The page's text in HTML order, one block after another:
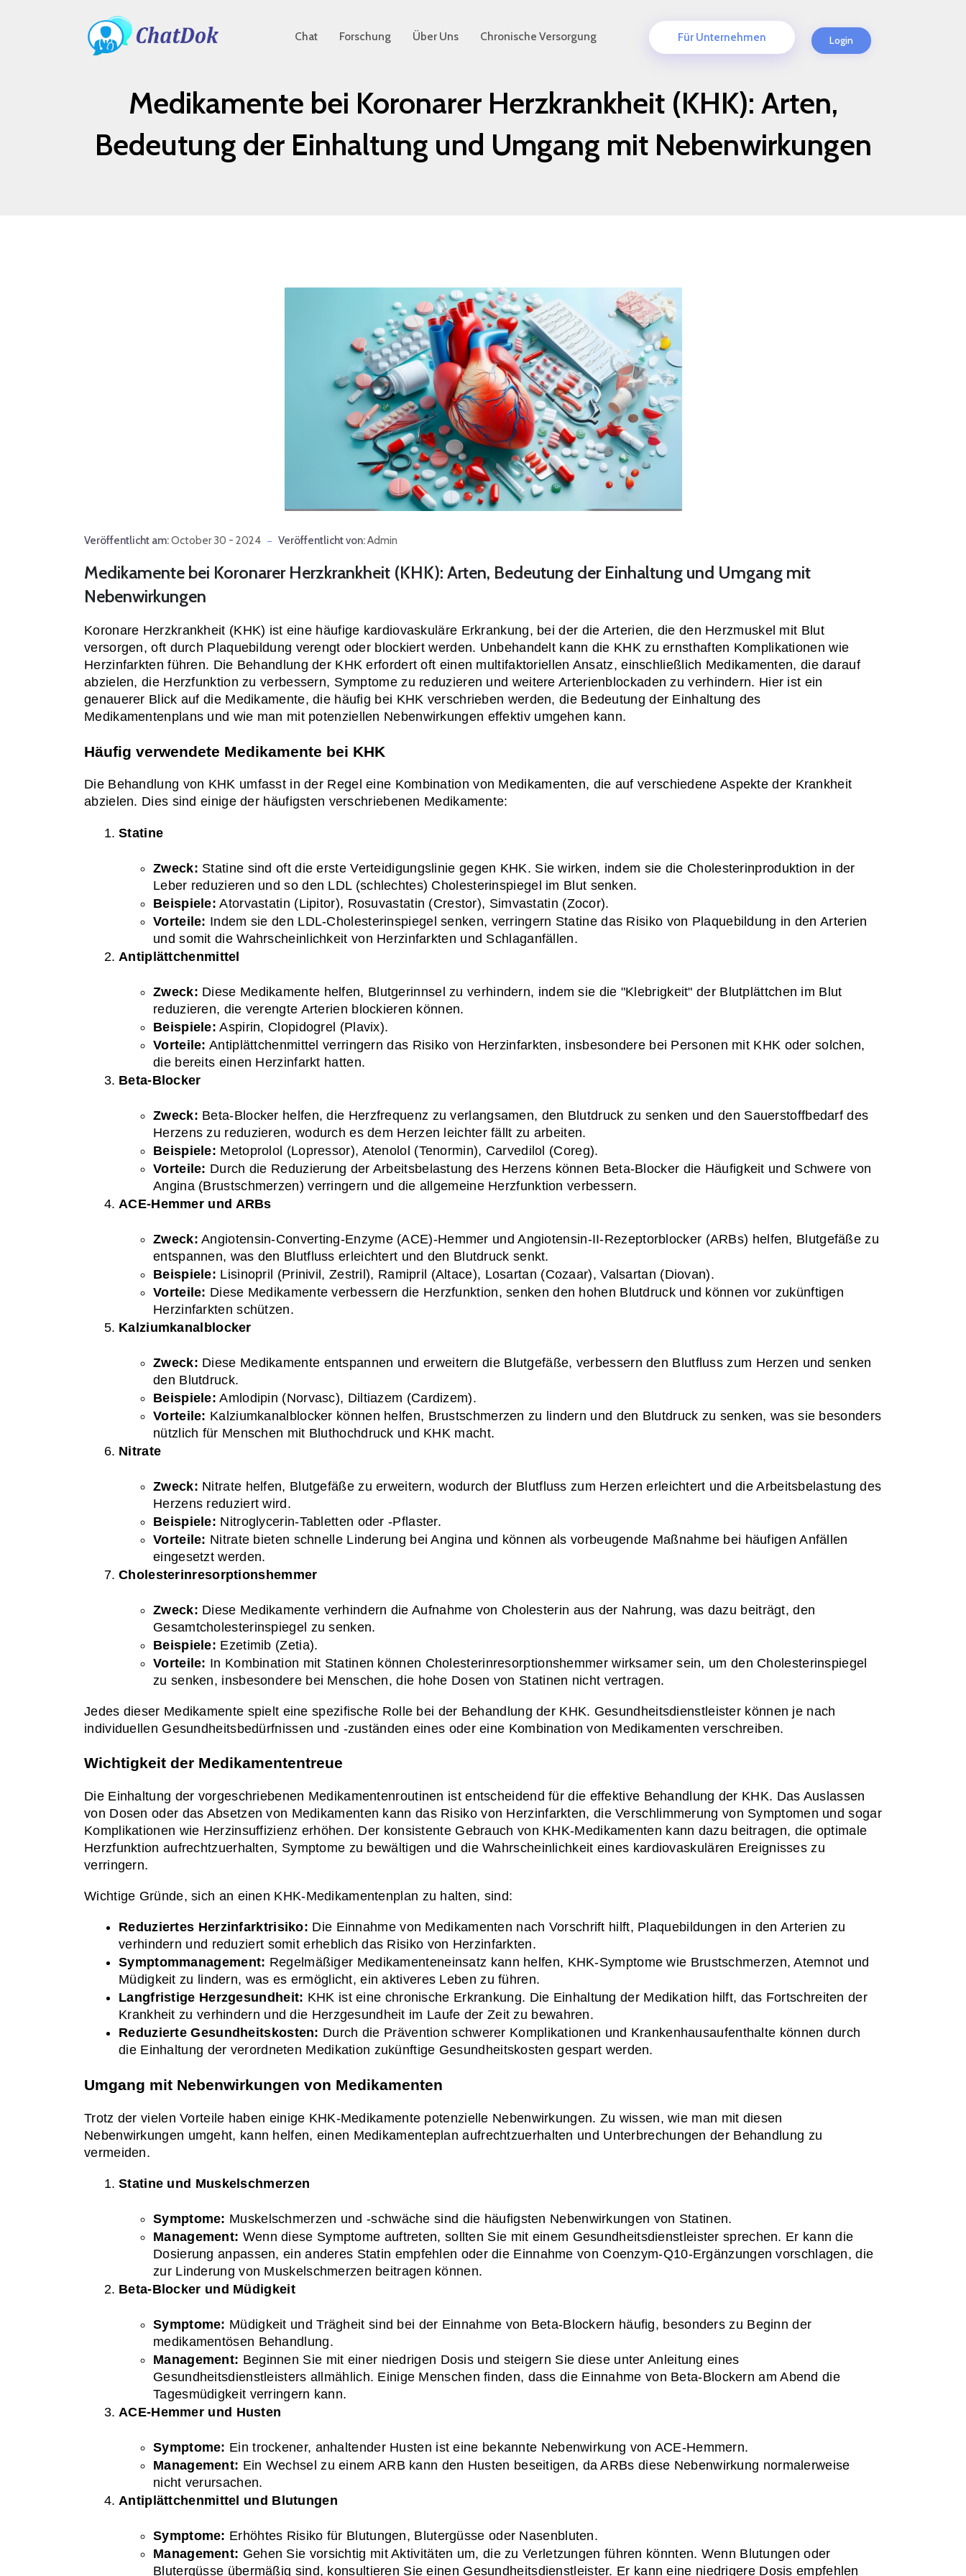
Chat Forschung Über Uns Chronische Versorgung Für Unternehmen Login
Medikamente bei Koronarer Herzkrankheit (KHK): Arten,
Bedeutung der Einhaltung und Umgang mit Nebenwirkungen
Veröffentlicht am:October 30 - 2024 Veröffentlicht von:Admin
Medikamente bei Koronarer Herzkrankheit (KHK): Arten, Bedeutung der Einhaltung und Umgang mit
Nebenwirkungen
Koronare Herzkrankheit (KHK) ist eine häufige kardiovaskuläre Erkrankung, bei der die Arterien, die den Herzmuskel mit Blut
versorgen, oft durch Plaquebildung verengt oder blockiert werden. Unbehandelt kann die KHK zu ernsthaften Komplikationen wie
Herzinfarkten führen. Die Behandlung der KHK erfordert oft einen multifaktoriellen Ansatz, einschließlich Medikamenten, die darauf
abzielen, die Herzfunktion zu verbessern, Symptome zu reduzieren und weitere Arterienblockaden zu verhindern. Hier ist ein
genauerer Blick auf die Medikamente, die häufig bei KHK verschrieben werden, die Bedeutung der Einhaltung des
Medikamentenplans und wie man mit potenziellen Nebenwirkungen effektiv umgehen kann.
Häufig verwendete Medikamente bei KHK
Die Behandlung von KHK umfasst in der Regel eine Kombination von Medikamenten, die auf verschiedene Aspekte der Krankheit
abzielen. Dies sind einige der häufigsten verschriebenen Medikamente:
Statine
Zweck: Statine sind oft die erste Verteidigungslinie gegen KHK. Sie wirken, indem sie die Cholesterinproduktion in der
Leber reduzieren und so den LDL (schlechtes) Cholesterinspiegel im Blut senken.
Beispiele: Atorvastatin (Lipitor), Rosuvastatin (Crestor), Simvastatin (Zocor).
Vorteile: Indem sie den LDL-Cholesterinspiegel senken, verringern Statine das Risiko von Plaquebildung in den Arterien
und somit die Wahrscheinlichkeit von Herzinfarkten und Schlaganfällen.
Antiplättchenmittel
Zweck: Diese Medikamente helfen, Blutgerinnsel zu verhindern, indem sie die "Klebrigkeit" der Blutplättchen im Blut
reduzieren, die verengte Arterien blockieren können.
Beispiele: Aspirin, Clopidogrel (Plavix).
Vorteile: Antiplättchenmittel verringern das Risiko von Herzinfarkten, insbesondere bei Personen mit KHK oder solchen,
die bereits einen Herzinfarkt hatten.
Beta-Blocker
Zweck: Beta-Blocker helfen, die Herzfrequenz zu verlangsamen, den Blutdruck zu senken und den Sauerstoffbedarf des
Herzens zu reduzieren, wodurch es dem Herzen leichter fällt zu arbeiten.
Beispiele: Metoprolol (Lopressor), Atenolol (Tenormin), Carvedilol (Coreg).
Vorteile: Durch die Reduzierung der Arbeitsbelastung des Herzens können Beta-Blocker die Häufigkeit und Schwere von
Angina (Brustschmerzen) verringern und die allgemeine Herzfunktion verbessern.
ACE-Hemmer und ARBs
Zweck: Angiotensin-Converting-Enzyme (ACE)-Hemmer und Angiotensin-II-Rezeptorblocker (ARBs) helfen, Blutgefäße zu
entspannen, was den Blutfluss erleichtert und den Blutdruck senkt.
Beispiele: Lisinopril (Prinivil, Zestril), Ramipril (Altace), Losartan (Cozaar), Valsartan (Diovan).
Vorteile: Diese Medikamente verbessern die Herzfunktion, senken den hohen Blutdruck und können vor zukünftigen
Herzinfarkten schützen.
Kalziumkanalblocker
Zweck: Diese Medikamente entspannen und erweitern die Blutgefäße, verbessern den Blutfluss zum Herzen und senken
den Blutdruck.
Beispiele: Amlodipin (Norvasc), Diltiazem (Cardizem).
Vorteile: Kalziumkanalblocker können helfen, Brustschmerzen zu lindern und den Blutdruck zu senken, was sie besonders
nützlich für Menschen mit Bluthochdruck und KHK macht.
Nitrate
Zweck: Nitrate helfen, Blutgefäße zu erweitern, wodurch der Blutfluss zum Herzen erleichtert und die Arbeitsbelastung des
Herzens reduziert wird.
Beispiele: Nitroglycerin-Tabletten oder -Pflaster.
Vorteile: Nitrate bieten schnelle Linderung bei Angina und können als vorbeugende Maßnahme bei häufigen Anfällen
eingesetzt werden.
Cholesterinresorptionshemmer
Zweck: Diese Medikamente verhindern die Aufnahme von Cholesterin aus der Nahrung, was dazu beiträgt, den
Gesamtcholesterinspiegel zu senken.
Beispiele: Ezetimib (Zetia).
Vorteile: In Kombination mit Statinen können Cholesterinresorptionshemmer wirksamer sein, um den Cholesterinspiegel
zu senken, insbesondere bei Menschen, die hohe Dosen von Statinen nicht vertragen.
Jedes dieser Medikamente spielt eine spezifische Rolle bei der Behandlung der KHK. Gesundheitsdienstleister können je nach
individuellen Gesundheitsbedürfnissen und -zuständen eines oder eine Kombination von Medikamenten verschreiben.
Wichtigkeit der Medikamententreue
Die Einhaltung der vorgeschriebenen Medikamentenroutinen ist entscheidend für die effektive Behandlung der KHK. Das Auslassen
von Dosen oder das Absetzen von Medikamenten kann das Risiko von Herzinfarkten, die Verschlimmerung von Symptomen und sogar
Komplikationen wie Herzinsuffizienz erhöhen. Der konsistente Gebrauch von KHK-Medikamenten kann dazu beitragen, die optimale
Herzfunktion aufrechtzuerhalten, Symptome zu bewältigen und die Wahrscheinlichkeit eines kardiovaskulären Ereignisses zu
verringern.
Wichtige Gründe, sich an einen KHK-Medikamentenplan zu halten, sind:
Reduziertes Herzinfarktrisiko: Die Einnahme von Medikamenten nach Vorschrift hilft, Plaquebildungen in den Arterien zu
verhindern und reduziert somit erheblich das Risiko von Herzinfarkten.
Symptommanagement: Regelmäßiger Medikamenteneinsatz kann helfen, KHK-Symptome wie Brustschmerzen, Atemnot und
Müdigkeit zu lindern, was es ermöglicht, ein aktiveres Leben zu führen.
Langfristige Herzgesundheit: KHK ist eine chronische Erkrankung. Die Einhaltung der Medikation hilft, das Fortschreiten der
Krankheit zu verhindern und die Herzgesundheit im Laufe der Zeit zu bewahren.
Reduzierte Gesundheitskosten: Durch die Prävention schwerer Komplikationen und Krankenhausaufenthalte können durch
die Einhaltung der verordneten Medikation zukünftige Gesundheitskosten gespart werden.
Umgang mit Nebenwirkungen von Medikamenten
Trotz der vielen Vorteile haben einige KHK-Medikamente potenzielle Nebenwirkungen. Zu wissen, wie man mit diesen
Nebenwirkungen umgeht, kann helfen, einen Medikamenteplan aufrechtzuerhalten und Unterbrechungen der Behandlung zu
vermeiden.
Statine und Muskelschmerzen
Symptome: Muskelschmerzen und -schwäche sind die häufigsten Nebenwirkungen von Statinen.
Management: Wenn diese Symptome auftreten, sollten Sie mit einem Gesundheitsdienstleister sprechen. Er kann die
Dosierung anpassen, ein anderes Statin empfehlen oder die Einnahme von Coenzym-Q10-Ergänzungen vorschlagen, die
zur Linderung von Muskelschmerzen beitragen können.
Beta-Blocker und Müdigkeit
Symptome: Müdigkeit und Trägheit sind bei der Einnahme von Beta-Blockern häufig, besonders zu Beginn der
medikamentösen Behandlung.
Management: Beginnen Sie mit einer niedrigen Dosis und steigern Sie diese unter Anleitung eines
Gesundheitsdienstleisters allmählich. Einige Menschen finden, dass die Einnahme von Beta-Blockern am Abend die
Tagesmüdigkeit verringern kann.
ACE-Hemmer und Husten
Symptome: Ein trockener, anhaltender Husten ist eine bekannte Nebenwirkung von ACE-Hemmern.
Management: Ein Wechsel zu einem ARB kann den Husten beseitigen, da ARBs diese Nebenwirkung normalerweise
nicht verursachen.
Antiplättchenmittel und Blutungen
Symptome: Erhöhtes Risiko für Blutungen, Blutergüsse oder Nasenbluten.
Management: Gehen Sie vorsichtig mit Aktivitäten um, die zu Verletzungen führen könnten. Wenn Blutungen oder
Blutergüsse übermäßig sind, konsultieren Sie einen Gesundheitsdienstleister. Er kann eine niedrigere Dosis empfehlen